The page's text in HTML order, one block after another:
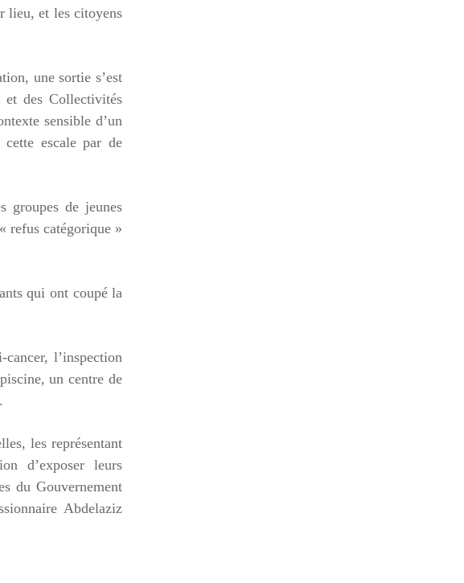
lieu, et les citoyens
une sortie s’est
et des Collectivités
sensible d’un
escale par de
groupes de jeunes
refus catégorique »
qui ont coupé la
l’inspection
un centre de
les représentant
d’exposer leurs
du Gouvernement
Abdelaziz